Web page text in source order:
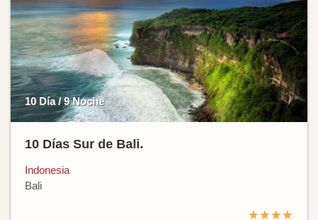
10 Día / 9 Noche
10 Días Sur de Bali.
Indonesia
Bali
★★★★